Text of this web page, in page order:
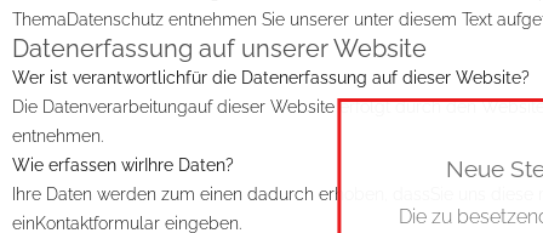
Neue
Die zu
ThemaDatenschutz entnehmen Sie unserer unter diesem Text
Datenerfassung auf unserer Website
Wer ist verantwortlichfür die Datenerfassung auf dieser Website?
Die Datenverarbeitungauf dieser Website erfolgt durch den
entnehmen.
Wie erfassen wirIhre Daten?
Ihre Daten werden zum einen dadurch erhoben, dassSie uns
einKontaktformular eingeben.